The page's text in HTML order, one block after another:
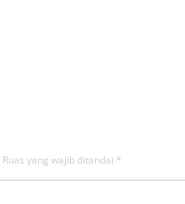
Ruas yang wajib ditandai *